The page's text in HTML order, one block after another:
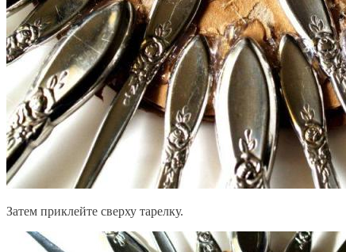
Затем приклейте сверху тарелку.